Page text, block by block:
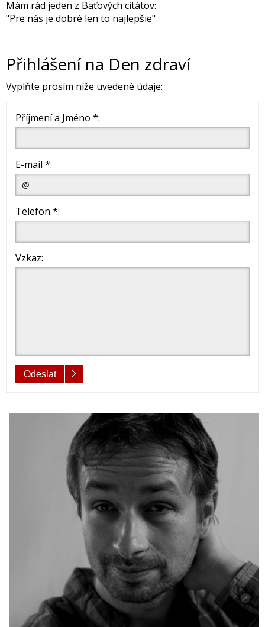
Mám rád jeden z Baťových citátov:
"Pre nás je dobré len to najlepšie"
Přihlášení na Den zdraví
Vyplňte prosím níže uvedené údaje:
Příjmení a Jméno *:
E-mail *:
Telefon *:
Vzkaz:
Odeslat